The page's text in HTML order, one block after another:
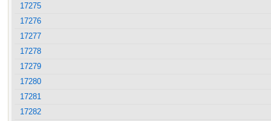
17275
17276
17277
17278
17279
17280
17281
17282